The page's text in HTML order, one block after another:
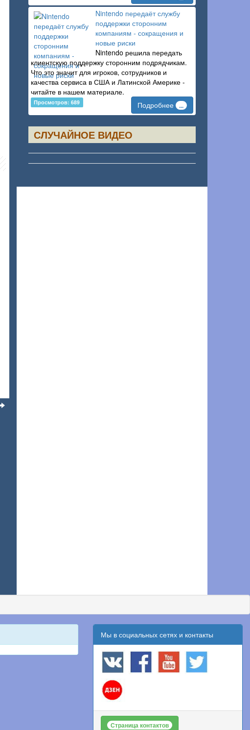
Nintendo передаёт службу
поддержки сторонним
компаниям - сокращения и
новые риски
Nintendo решила передать
клиентскую поддержку сторонним подрядчикам.
Что это значит для игроков, сотрудников и
качества сервиса в США и Латинской Америке -
читайте в нашем материале.
Просмотров: 689 Подробнее ...
СЛУЧАЙНОЕ ВИДЕО
Мы в социальных сетях и контакты
Страница контактов